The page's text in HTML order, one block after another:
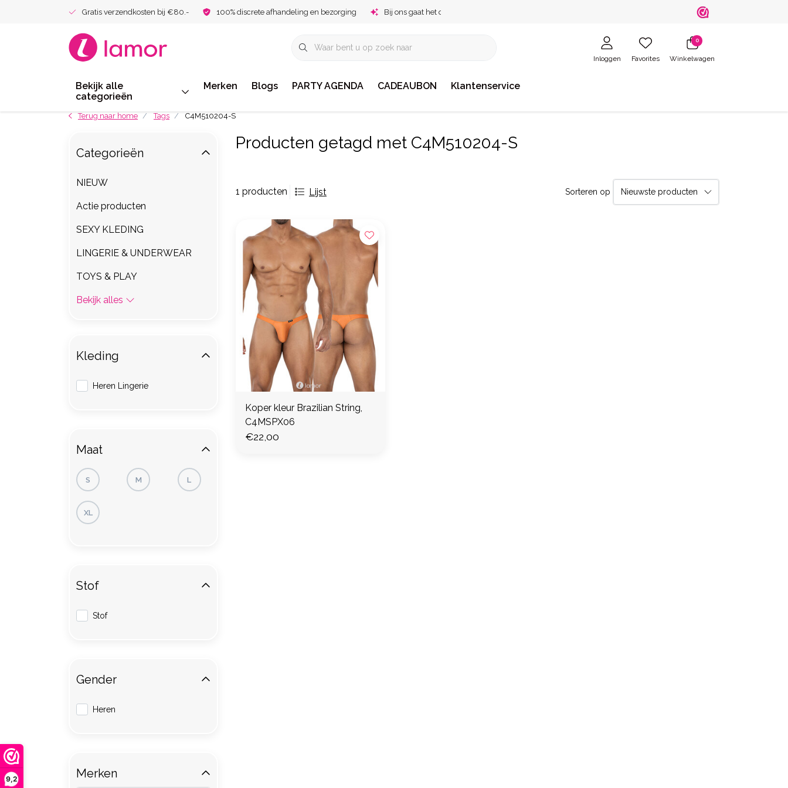
9,2
Gratis verzendkosten bij €80.- 100% discrete afhandeling en bezorging Bij ons gaat het om jou!
Inloggen Favorites
0
Winkelwagen
Bekijk alle
categorieën
Merken Blogs PARTY AGENDA CADEAUBON Klantenservice
Terug naar home Tags C4M510204-S
Producten getagd met C4M510204-S
1 producten Lijst Sorteren op
Koper kleur Brazilian String,
C4MSPX06
€22,00
Categorieën
NIEUW
Actie producten
SEXY KLEDING
LINGERIE & UNDERWEAR
TOYS & PLAY
Bekijk alles
Kleding
Heren Lingerie
Maat
S M L
XL
Stof
Stof
Gender
Heren
Merken